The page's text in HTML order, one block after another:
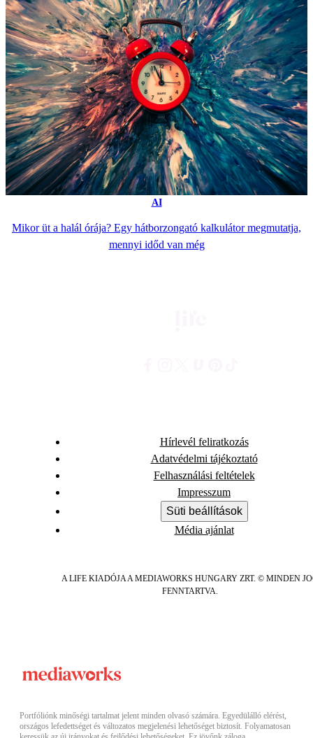
AI
Mikor üt a halál órája? Egy hátborzongató kalkulátor megmutatja,
mennyi időd van még
Hírlevél feliratkozás
Adatvédelmi tájékoztató
Felhasználási feltételek
Impresszum
Süti beállítások
Média ajánlat
A LIFE KIADÓJA A MEDIAWORKS HUNGARY ZRT. © MINDEN
FENNTARTVA.
Portfóliónk minőségi tartalmat jelent minden olvasó számára. Egyedülálló elérést,
országos lefedettséget és változatos megjelenési lehetőséget biztosít. Folyamatosan